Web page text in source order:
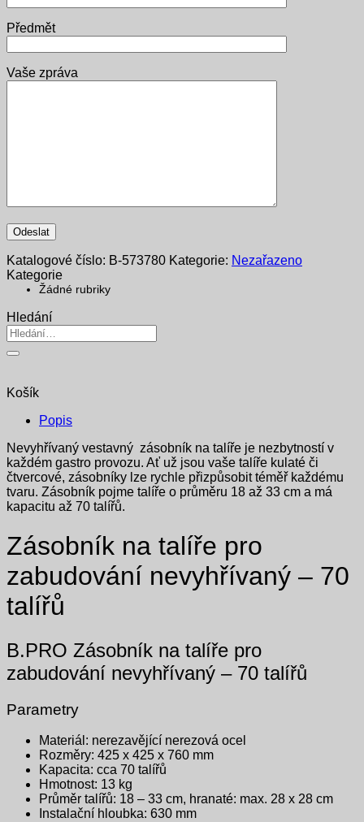
Předmět
Vaše zpráva
Katalogové číslo: B-573780 Kategorie: Nezařazeno
Kategorie
Žádné rubriky
Hledání
Hledat:
Košík
Popis
Nevyhřívaný vestavný zásobník na talíře je nezbytností v
každém gastro provozu. Ať už jsou vaše talíře kulaté či
čtvercové, zásobníky lze rychle přizpůsobit téměř každému
tvaru. Zásobník pojme talíře o průměru 18 až 33 cm a má
kapacitu až 70 talířů.
Zásobník na talíře pro
zabudování nevyhřívaný – 70
talířů
B.PRO Zásobník na talíře pro
zabudování nevyhřívaný – 70 talířů
Parametry
Materiál: nerezavějící nerezová ocel
Rozměry: 425 x 425 x 760 mm
Kapacita: cca 70 talířů
Hmotnost: 13 kg
Průměr talířů: 18 – 33 cm, hranaté: max. 28 x 28 cm
Instalační hloubka: 630 mm